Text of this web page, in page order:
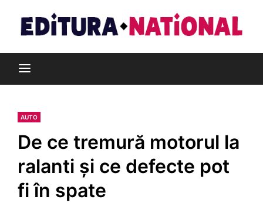
content
Editura Național
AUTO
De ce tremură motorul la
ralanti și ce defecte pot
fi în spate